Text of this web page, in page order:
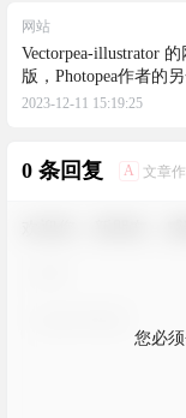
网站
Vectorpea-illustrator
版，Photopea作者的
目
2023-12-11 15:19:25
0 条回复 A 文章
您必